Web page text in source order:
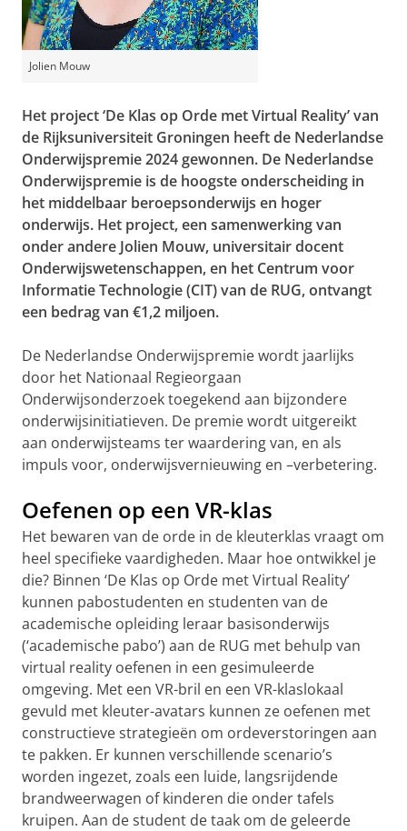
Jolien Mouw
Het project ‘De Klas op Orde met Virtual Reality’ van
de Rijksuniversiteit Groningen heeft de Nederlandse
Onderwijspremie 2024 gewonnen. De Nederlandse
Onderwijspremie is de hoogste onderscheiding in
het middelbaar beroepsonderwijs en hoger
onderwijs. Het project, een samenwerking van
onder andere Jolien Mouw, universitair docent
Onderwijswetenschappen, en het Centrum voor
Informatie Technologie (CIT) van de RUG, ontvangt
een bedrag van €1,2 miljoen.
De Nederlandse Onderwijspremie wordt jaarlijks
door het Nationaal Regieorgaan
Onderwijsonderzoek toegekend aan bijzondere
onderwijsinitiatieven. De premie wordt uitgereikt
aan onderwijsteams ter waardering van, en als
impuls voor, onderwijsvernieuwing en –verbetering.
Oefenen op een VR-klas
Het bewaren van de orde in de kleuterklas vraagt om
heel specifieke vaardigheden. Maar hoe ontwikkel je
die? Binnen ‘De Klas op Orde met Virtual Reality’
kunnen pabostudenten en studenten van de
academische opleiding leraar basisonderwijs
(‘academische pabo’) aan de RUG met behulp van
virtual reality oefenen in een gesimuleerde
omgeving. Met een VR-bril en een VR-klaslokaal
gevuld met kleuter-avatars kunnen ze oefenen met
constructieve strategieën om ordeverstoringen aan
te pakken. Er kunnen verschillende scenario’s
worden ingezet, zoals een luide, langsrijdende
brandweerwagen of kinderen die onder tafels
kruipen. Aan de student de taak om de geleerde